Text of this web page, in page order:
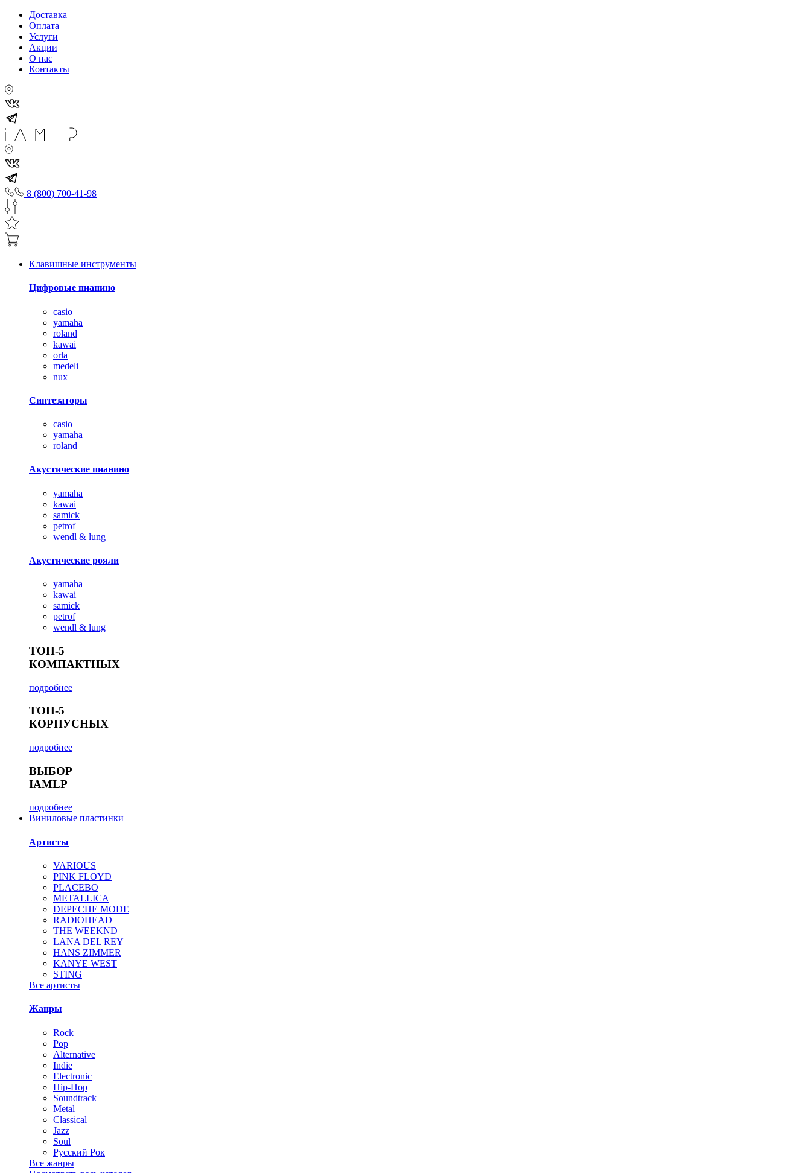
Доставка
Оплата
Услуги
Акции
О нас
Контакты
8 (800) 700-41-98
Клавишные инструменты
Цифровые пианино
casio
yamaha
roland
kawai
orla
medeli
nux
Синтезаторы
casio
yamaha
roland
Акустические пианино
yamaha
kawai
samick
petrof
wendl & lung
Акустические рояли
yamaha
kawai
samick
petrof
wendl & lung
ТОП-5
КОМПАКТНЫХ
подробнее
ТОП-5
КОРПУСНЫХ
подробнее
ВЫБОР
IAMLP
подробнее
Виниловые пластинки
Артисты
VARIOUS
PINK FLOYD
PLACEBO
METALLICA
DEPECHE MODE
RADIOHEAD
THE WEEKND
LANA DEL REY
HANS ZIMMER
KANYE WEST
STING
Все артисты
Жанры
Rock
Pop
Alternative
Indie
Electronic
Hip-Hop
Soundtrack
Metal
Classical
Jazz
Soul
Русский Рок
Все жанры